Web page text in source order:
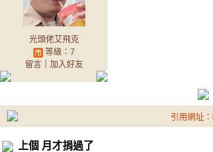
光頭佬艾飛克
等級：7
留言｜ 加入好友
引用網址
上個 月才捐過了